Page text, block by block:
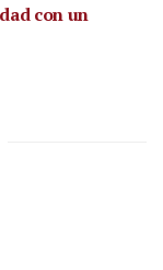
con un